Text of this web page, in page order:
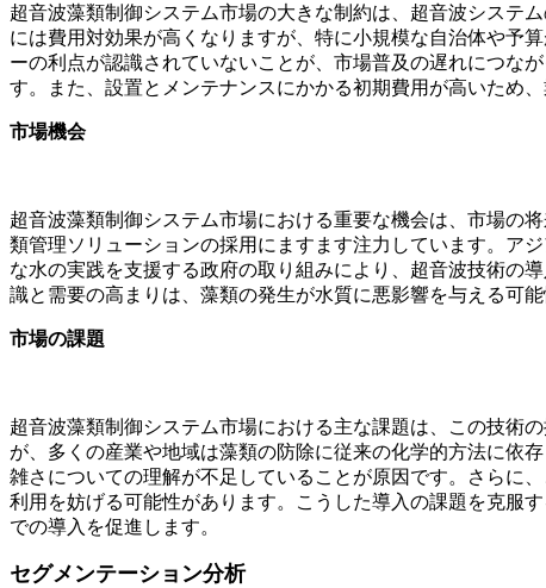
超音波藻類制御システム市場の大きな制約は、超音波システ
には費用対効果が高くなりますが、特に小規模な自治体や予
ーの利点が認識されていないことが、市場普及の遅れにつな
す。また、設置とメンテナンスにかかる初期費用が高いため
市場機会
超音波藻類制御システム市場における重要な機会は、市場の
類管理ソリューションの採用にますます注力しています。ア
な水の実践を支援する政府の取り組みにより、超音波技術の
識と需要の高まりは、藻類の発生が水質に悪影響を与える可
市場の課題
超音波藻類制御システム市場における主な課題は、この技術
が、多くの産業や地域は藻類の防除に従来の化学的方法に依
雑さについての理解が不足していることが原因です。さらに
利用を妨げる可能性があります。こうした導入の課題を克服
での導入を促進します。
セグメンテーション分析